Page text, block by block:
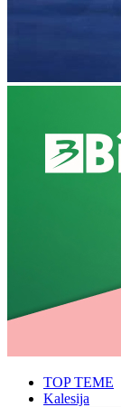
TOP TEME
Kalesija